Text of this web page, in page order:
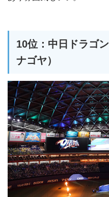
10位：中日ドラゴ
ナゴヤ）